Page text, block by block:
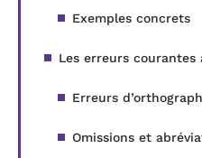
Exemples concrets
Les erreurs courantes
Erreurs
Omissions et